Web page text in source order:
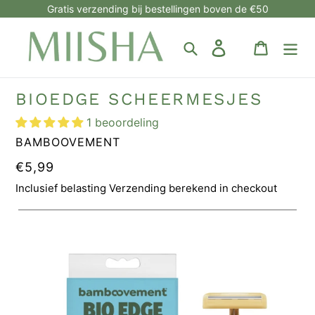
inhoud
Gratis verzending bij bestellingen boven de €50
Zoeken Aanmelden
BIOEDGE SCHEERMESJES
1 beoordeling
MERK
BAMBOOVEMENT
NORMALE
PRIJS
€5,99
Inclusief belasting Verzending berekend in checkout